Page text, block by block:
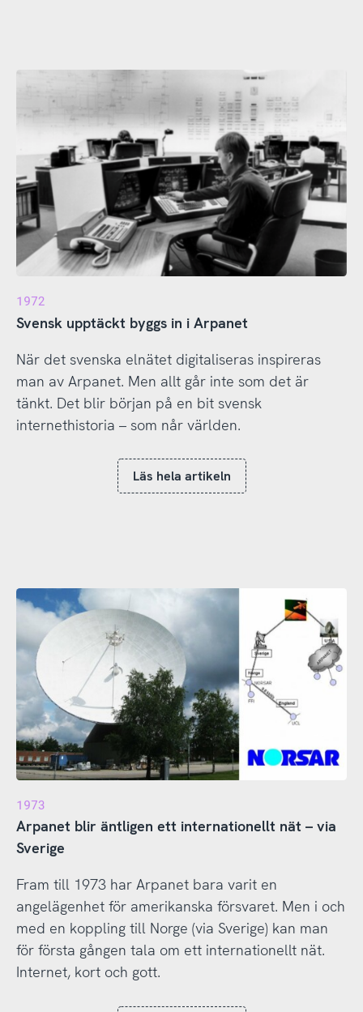
1972
Svensk upptäckt byggs in i Arpanet
När det svenska elnätet digitaliseras inspireras
man av Arpanet. Men allt går inte som det är
tänkt. Det blir början på en bit svensk
internethistoria – som når världen.
Läs hela artikeln
1973
Arpanet blir äntligen ett internationellt nät – via
Sverige
Fram till 1973 har Arpanet bara varit en
angelägenhet för amerikanska försvaret. Men i och
med en koppling till Norge (via Sverige) kan man
för första gången tala om ett internationellt nät.
Internet, kort och gott.